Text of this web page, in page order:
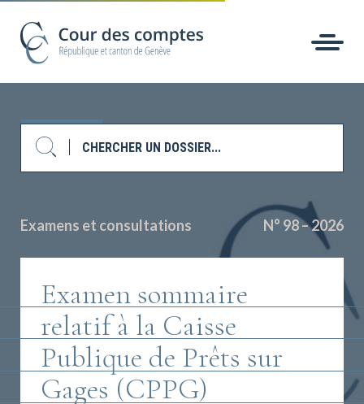
Examens et consultations N° 98 – 2026
Examen sommaire
relatif à la Caisse
Publique de Prêts sur
Gages (CPPG)